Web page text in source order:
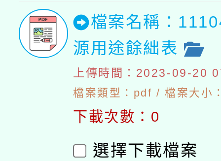
檔案名稱：
源用途餘絀表
上傳時間：2023-09-20
檔案類型：pdf / 檔案大小
下載次數：0
選擇下載檔案